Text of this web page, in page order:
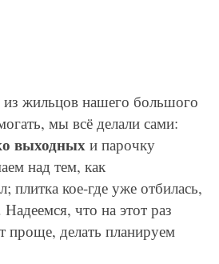
жильцов нашего большого
мы всё делали сами:
выходныхи парочку
над тем, как
плитка кое-где уже отбилась,
что на этот раз
проще, делать планируем